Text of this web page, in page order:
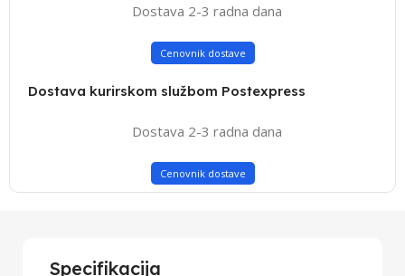
Dostava 2-3 radna dana
Cenovnik dostave
Dostava kurirskom službom Postexpress
Dostava 2-3 radna dana
Cenovnik dostave
Specifikacija